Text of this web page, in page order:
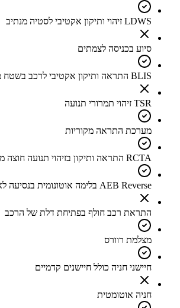
LDWS זיהוי ותיקון אקטיבי לסטיה מנתיב
סיוע בכניסה לצמתים
BLIS התראה ותיקון אקטיבי לרכב בשטח מת
TSR זיהוי תמרורי תנועה
מערכת התראה מקוריות
RCTA התראה ותיקון בזיהוי תנועה חוצה מאחור
AEB Reverse בלימה אוטונומית בנסיעה לאחור
התראת רכב חולף בפתיחת דלת של הרכב
מצלמת רוורס
חיישני חניה כולל חיישנים קדמיים
חניה אוטומטית